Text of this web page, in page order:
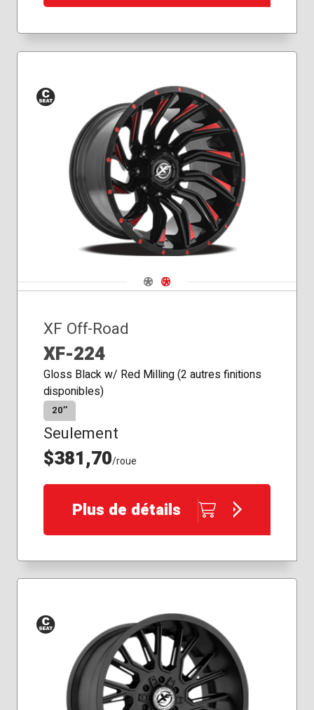
Siège
conique
Navigate 1
Navigate 2
XF Off-Road
XF-224
Gloss Black w/ Red Milling (2 autres finitions
disponibles)
20″
Seulement
$381,70/roue
Plus de détails
Siège
conique